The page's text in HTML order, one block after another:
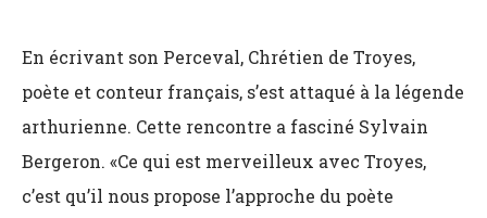
En écrivant son Perceval, Chrétien de Troyes,
poète et conteur français, s’est attaqué à la légende
arthurienne. Cette rencontre a fasciné Sylvain
Bergeron. «Ce qui est merveilleux avec Troyes,
c’est qu’il nous propose l’approche du poète